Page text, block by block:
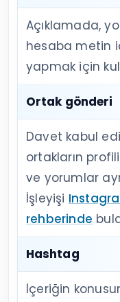
Açıklamada,
hesaba metin
yapmak için
Ortak gönderi
Davet kabul
ortakların
ve yorumlar
İşleyişi
rehberinde
Hashtag
İçeriğin